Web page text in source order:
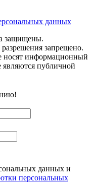
данных
защищены.
запрещено.
носят информационный
являются публичной
данных и
персональных